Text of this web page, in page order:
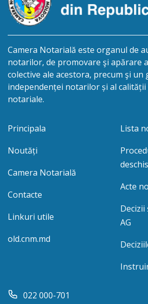
Camera Notarială este organul de
notarilor, de promovare şi apărare
colective ale acestora, precum şi un
independenței notarilor și al
notariale.
Principala
Noutăți
Camera Notarială
Contacte
Linkuri utile
old.cnm.md
Lista
Acte
AG
022 000-701